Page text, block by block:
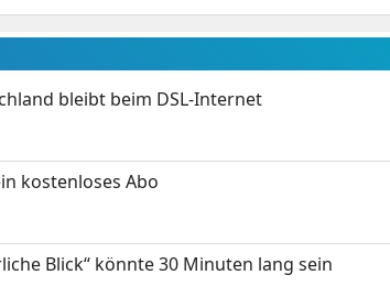
bleibt beim DSL-Internet
kostenloses Abo
Blick“ könnte 30 Minuten lang sein